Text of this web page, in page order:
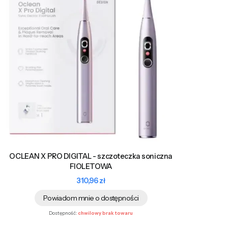
OCLEAN X PRO DIGITAL - szczoteczka soniczna
FIOLETOWA
Cena
310,96 zł
Powiadom mnie o dostępności
Dostępność:chwilowy brak towaru